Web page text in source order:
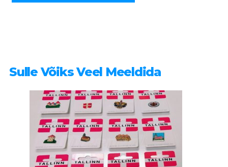
Sulle Võiks Veel Meeldida